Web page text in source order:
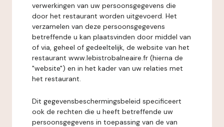
verwerkingen van uw persoonsgegevens die
door het restaurant worden uitgevoerd. Het
verzamelen van deze persoonsgegevens
betreffende u kan plaatsvinden door middel van
of via, geheel of gedeeltelijk, de website van het
restaurant www.lebistrobalneaire.fr (hierna de
"website") en in het kader van uw relaties met
het restaurant.
Dit gegevensbeschermingsbeleid specificeert
ook de rechten die u heeft betreffende uw
persoonsgegevens in toepassing van de van